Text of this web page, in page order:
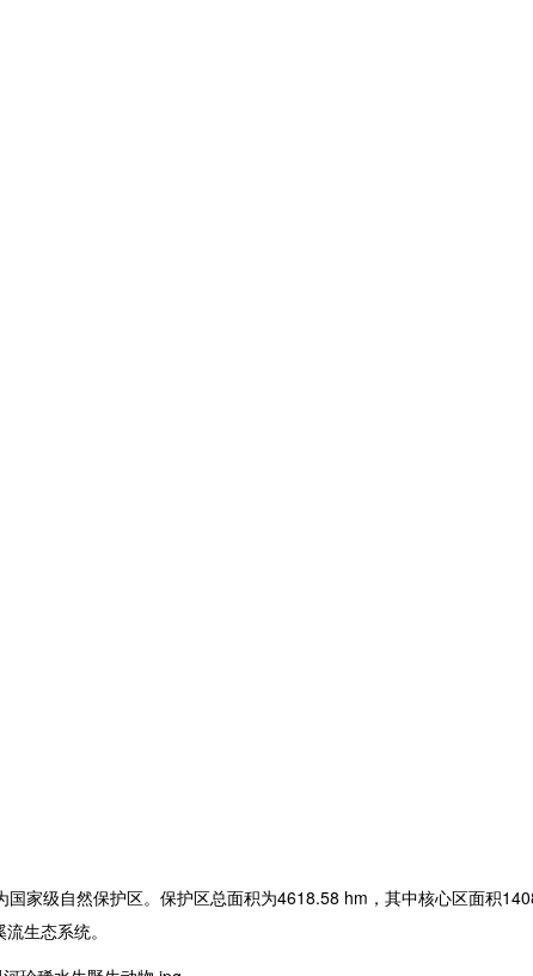
家级自然保护区。保护区总面积为4618.58 hm，其中核心区面积
生态系统。